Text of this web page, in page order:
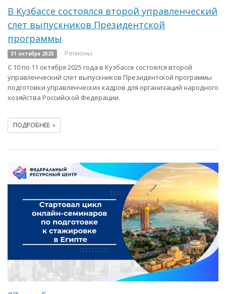
В Кузбассе состоялся второй управленческий
слет выпускников Президентской
программы
31 октября 2025
Регионы
С 10 по 11 октября 2025 года в Кузбассе состоялся второй
управленческий слет выпускников Президентской программы
подготовки управленческих кадров для организаций народного
хозяйства Российской Федерации.
ПОДРОБНЕЕ